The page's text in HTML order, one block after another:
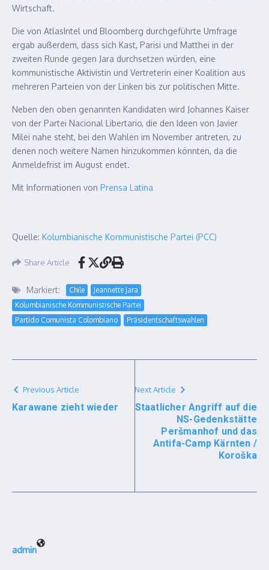
Wirtschaft.
Die von AtlasIntel und Bloomberg durchgeführte Umfrage
ergab außerdem, dass sich Kast, Parisi und Matthei in der
zweiten Runde gegen Jara durchsetzen würden, eine
kommunistische Aktivistin und Vertreterin einer Koalition aus
mehreren Parteien von der Linken bis zur politischen Mitte.
Neben den oben genannten Kandidaten wird Johannes Kaiser
von der Partei Nacional Libertario, die den Ideen von Javier
Milei nahe steht, bei den Wahlen im November antreten, zu
denen noch weitere Namen hinzukommen könnten, da die
Anmeldefrist im August endet.
Mit Informationen von Prensa Latina
Quelle: Kolumbianische Kommunistische Partei (PCC)
Share Article
Markiert: Chile
Jeannette Jara
Kolumbianische Kommunistische Partei
Partido Comunista Colombiano
Präsidentschaftswahlen
Previous Article
Karawane zieht wieder
Next Article
Staatlicher Angriff auf die
NS-Gedenkstätte
Peršmanhof und das
Antifa-Camp Kärnten /
Koroška
admin